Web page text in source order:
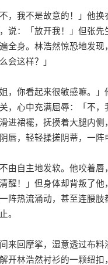
，我不是故意的！」他
说：「放开我！」但张
全身。林浩然惊恐地发
会这样？」
，你看起来很敏感嘛。
，心中充满屈辱：「不
进裙襬，抚摸着大腿内
唇，轻轻揉搓阴蒂，一阵
由自主地发软。他咬着
醒！」但身体却背叛了
阵热流涌动，甚至连腰
。
来回摩挲，湿意透过布
开林浩然衬衫的一颗纽